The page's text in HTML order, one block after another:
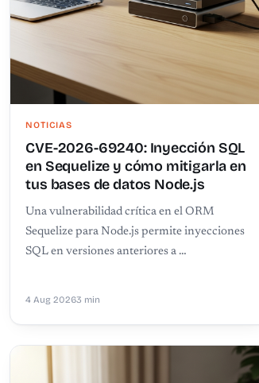
NOTICIAS
CVE-2026-69240: Inyección SQL
en Sequelize y cómo mitigarla en
tus bases de datos Node.js
Una vulnerabilidad crítica en el ORM
Sequelize para Node.js permite inyecciones
SQL en versiones anteriores a …
4 Aug 20263 min